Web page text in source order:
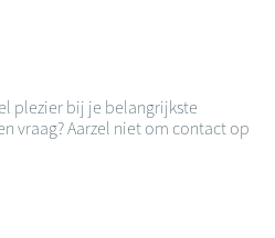
plezier bij je belangrijkste
vraag? Aarzel niet om contact op